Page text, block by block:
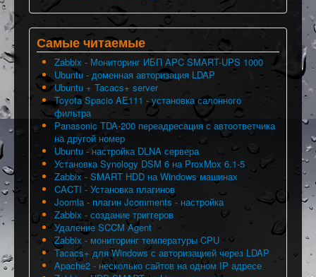
Самые читаемые
Zabbix - Мониторинг ИБП APC SMART-UPS 1000
Ubuntu - доменная авторизация LDAP
Ubuntu + Tacacs+ server
Toyota Spacio AE111 - установка салонного
фильтра
Panasonic TDA-200 переадресация с автоответчика
на другой номер
Ubuntu - настройка DLNA сервера
Установка Synology DSM 6 на ProxMox 6.1-5
Zabbix - SMART HDD на Windows машинах
CACTI - Установка плагинов
Joomla - плагин Jcomments - настройка
Zabbix - создание триггеров
Удаление SCCM Agent
Zabbix - мониторинг температуры CPU
Tacacs+ для Windows с авторизацией через LDAP
Apache2 - несколько сайтов на одном IP адресе